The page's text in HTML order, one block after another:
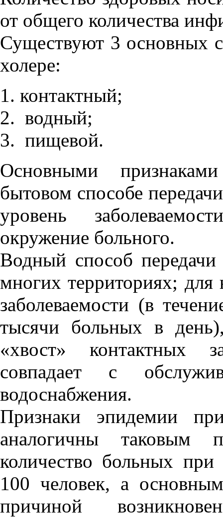
от общего количества
Существуют 3 основных
холере:
контактный;
водный;
пищевой.
Основными
бытовом способе
уровень
окружение больного.
Водный способ
многих территориях; для
заболеваемости (в
тысячи больных в
«хвост» контактных
совпадает с
водоснабжения.
Признаки эпидемии
аналогичны таковым
количество больных
100 человек, а
причиной